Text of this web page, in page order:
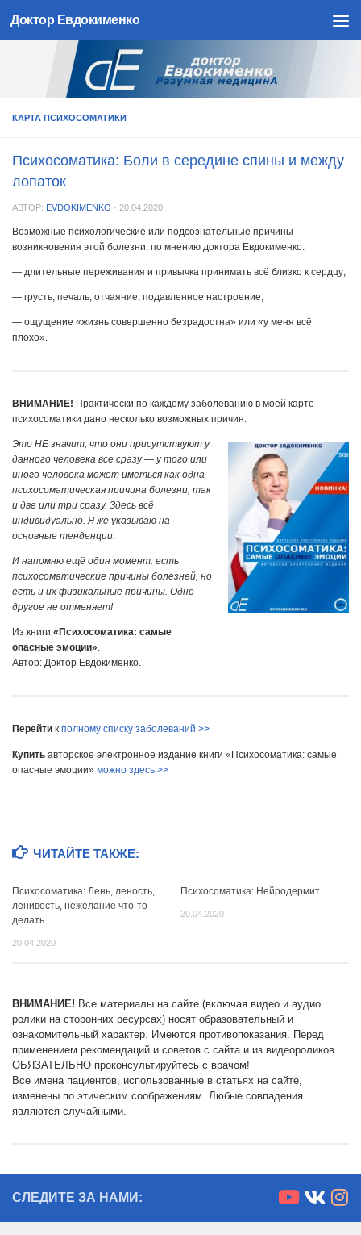
Skip to content
Доктор Евдокименко
КАРТА ПСИХОСОМАТИКИ
Психосоматика: Боли в середине спины и между
лопаток
АВТОР: EVDOKIMENKO · 20.04.2020
Возможные психологические или подсознательные причины
возникновения этой болезни, по мнению доктора Евдокименко:
— длительные переживания и привычка принимать всё близко к сердцу;
— грусть, печаль, отчаяние, подавленное настроение;
— ощущение «жизнь совершенно безрадостна» или «у меня всё
плохо».
ВНИМАНИЕ! Практически по каждому заболеванию в моей карте
психосоматики дано несколько возможных причин.
Это НЕ значит, что они присутствуют у
данного человека все сразу — у того или
иного человека может иметься как одна
психосоматическая причина болезни, так
и две или три сразу. Здесь всё
индивидуально. Я же указываю на
основные тенденции.
И напомню ещё один момент: есть
психосоматические причины болезней, но
есть и их физикальные причины. Одно
другое не отменяет!
Из книги «Психосоматика: самые
опасные эмоции».
Автор: Доктор Евдокименко.
Перейти к полному списку заболеваний >>
Купить авторское электронное издание книги «Психосоматика: самые
опасные эмоции» можно здесь >>
ЧИТАЙТЕ ТАКЖЕ:
Психосоматика: Лень, леность,
ленивость, нежелание что-то
делать
20.04.2020
Психосоматика: Нейродермит
20.04.2020
ВНИМАНИЕ! Все материалы на сайте (включая видео и аудио
ролики на сторонних ресурсах) носят образовательный и
ознакомительный характер. Имеются противопоказания. Перед
применением рекомендаций и советов с сайта и из видеороликов
ОБЯЗАТЕЛЬНО проконсультируйтесь с врачом!
Все имена пациентов, использованные в статьях на сайте,
изменены по этическим соображениям. Любые совпадения
являются случайными.
СЛЕДИТЕ ЗА НАМИ: